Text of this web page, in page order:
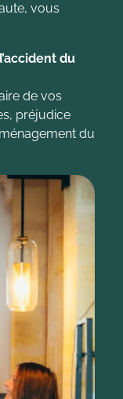
vous
du
de vos
préjudice
du